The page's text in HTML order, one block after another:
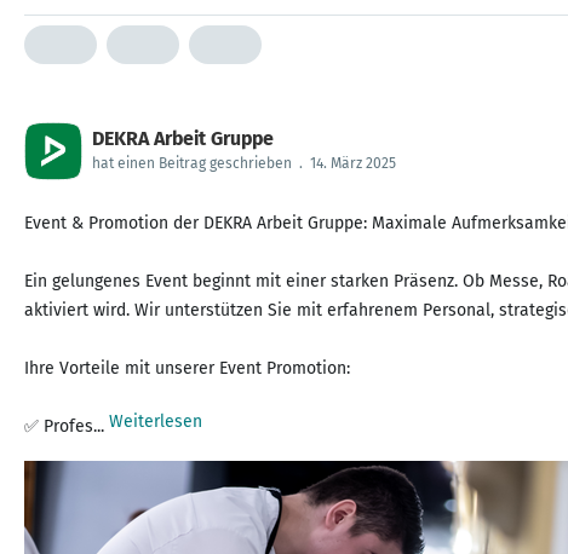
DEKRA Arbeit Gruppe
hat einen Beitrag geschrieben . 14. März 2025
Event & Promotion der DEKRA Arbeit Gruppe: Maximale
Ein gelungenes Event beginnt mit einer starken Präsenz. Ob Messe,
aktiviert wird. Wir unterstützen Sie mit erfahrenem Personal,
Ihre Vorteile mit unserer Event Promotion:
✅ Profes... Weiterlesen